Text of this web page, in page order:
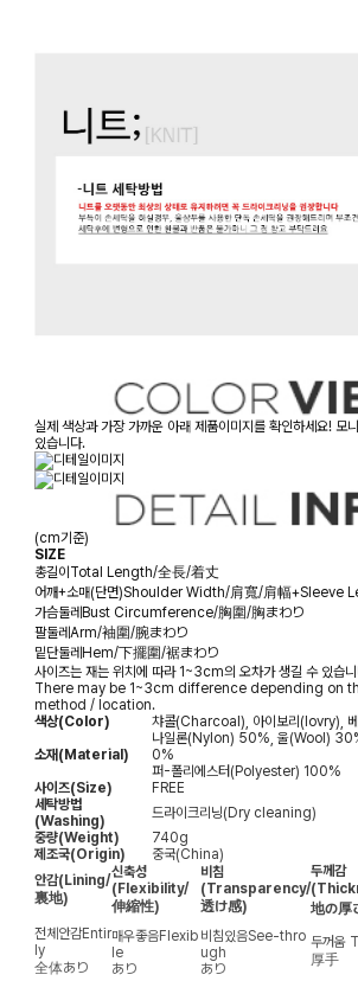
실제 색상과 가장 가까운 아래 제품이미지를 확인하세요! 모
있습니다.
(cm기준)
SIZE
총길이 Total Length/全長/着丈
어깨+소매(단면)Shoulder Width/肩寬/肩幅+Sleeve
가슴둘레 Bust Circumference/胸圍/胸まわり
팔둘레 Arm/袖圍/腕まわり
밑단둘레 Hem/下擺圍/裾まわり
사이즈는 재는 위치에 따라 1~3cm의 오차가 생길 수 있습
There may be 1~3cm difference depending on
method / location.
색상(Color)
챠콜(Charcoal), 아이보리(Iovry),
소재(Material)
나일론(Nylon) 50%, 울(Wool)
0%
퍼-폴리에스터(Polyester) 100%
사이즈(Size)
FREE
세탁방법
(Washing)
드라이크리닝(Dry cleaning)
중량(Weight)
740g
제조국(Origin)
중국(China)
안감(Lining/
裏地)
신축성
(Flexibility/
伸縮性)
비침
(Transparency/
透け感)
두께감
地の厚
전체안감Entir
ly
全体あり
매우좋음Flexib
le
あり
비침있음See-thro
ugh
あり
두꺼움
厚手